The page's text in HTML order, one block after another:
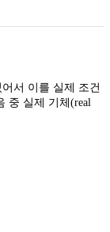
서 이를 실제 조건
중 실제 기체(real